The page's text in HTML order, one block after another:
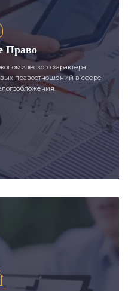
Право
характера
правоотношений в сфере